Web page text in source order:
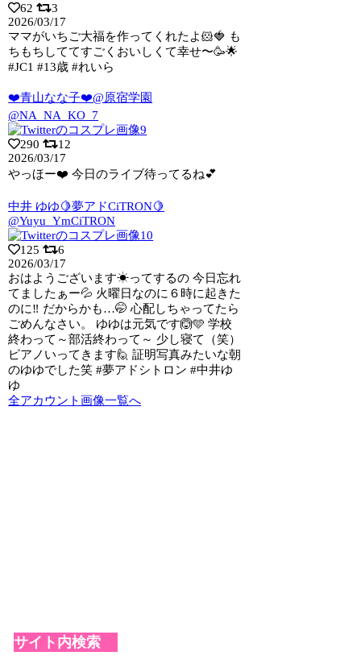
62
3
2026/03/17
ママがいちご大福を作ってくれたよ🐹🍓 も
ちもちしててすごくおいしくて幸せ〜🥳🌟
#JC1 #13歳 #れいら
❤️青山なな子❤️@原宿学園
@NA_NA_KO_7
290
12
2026/03/17
やっほー❤️ 今日のライブ待ってるね💕︎
中井 ゆゆ🍋夢アドCiTRON🍋
@Yuyu_YmCiTRON
125
6
2026/03/17
おはようございます☀ってするの 今日忘れ
てましたぁー💦 火曜日なのに６時に起きた
のに‼️ だからかも…🤭 心配しちゃってたら
ごめんなさい。 ゆゆは元気です🙆🩵 学校
終わって～部活終わって～ 少し寝て（笑）
ピアノいってきます🙋 証明写真みたいな朝
のゆゆでした笑 #夢アドシトロン #中井ゆ
ゆ
全アカウント画像一覧へ
サイト内検索